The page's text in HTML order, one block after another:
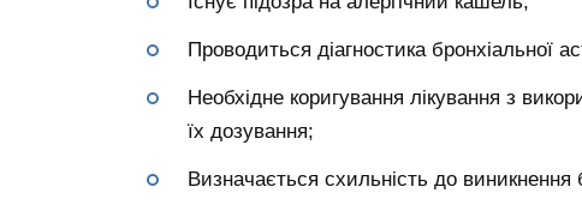
Проводиться діагностика бронхіальної
Необхідне коригування лікування з
їх дозування;
Визначається схильність до виникнення